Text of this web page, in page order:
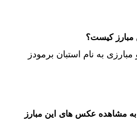
کیست؟
به نام استبان برمودز
به مشاهده عکس های این مبارز